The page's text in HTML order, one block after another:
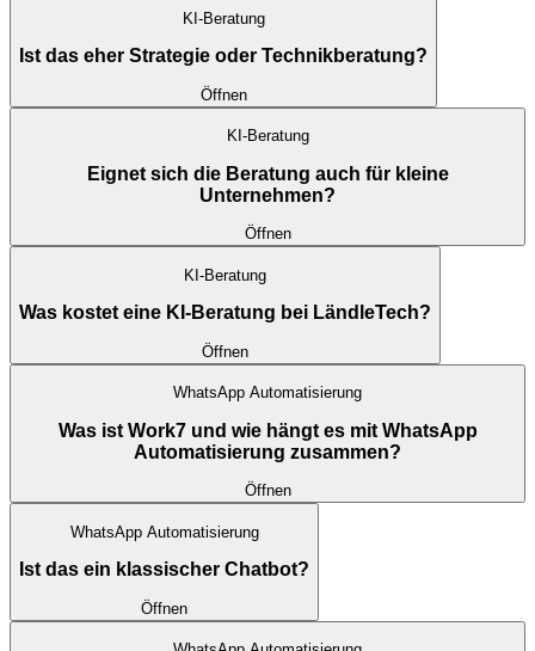
KI-Beratung
Ist das eher Strategie oder Technikberatung?
Öffnen
KI-Beratung
Eignet sich die Beratung auch für kleine
Unternehmen?
Öffnen
KI-Beratung
Was kostet eine KI-Beratung bei LändleTech?
Öffnen
WhatsApp Automatisierung
Was ist Work7 und wie hängt es mit WhatsApp
Automatisierung zusammen?
Öffnen
WhatsApp Automatisierung
Ist das ein klassischer Chatbot?
Öffnen